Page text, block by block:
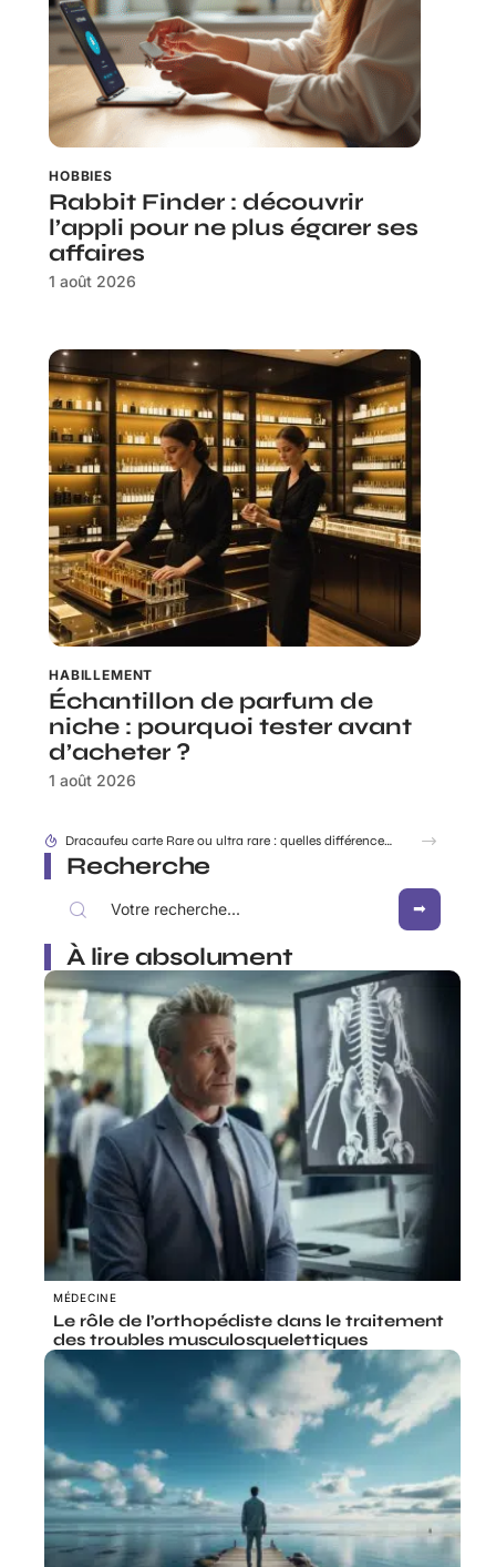
HOBBIES
Rabbit Finder : découvrir
l’appli pour ne plus égarer ses
affaires
1 août 2026
HABILLEMENT
Échantillon de parfum de
niche : pourquoi tester avant
d’acheter ?
1 août 2026
Rabbit Finder : découvrir l’appli pour ne plus égarer ses affaires
Recherche
À lire absolument
MÉDECINE
Le rôle de l’orthopédiste dans le traitement
des troubles musculosquelettiques